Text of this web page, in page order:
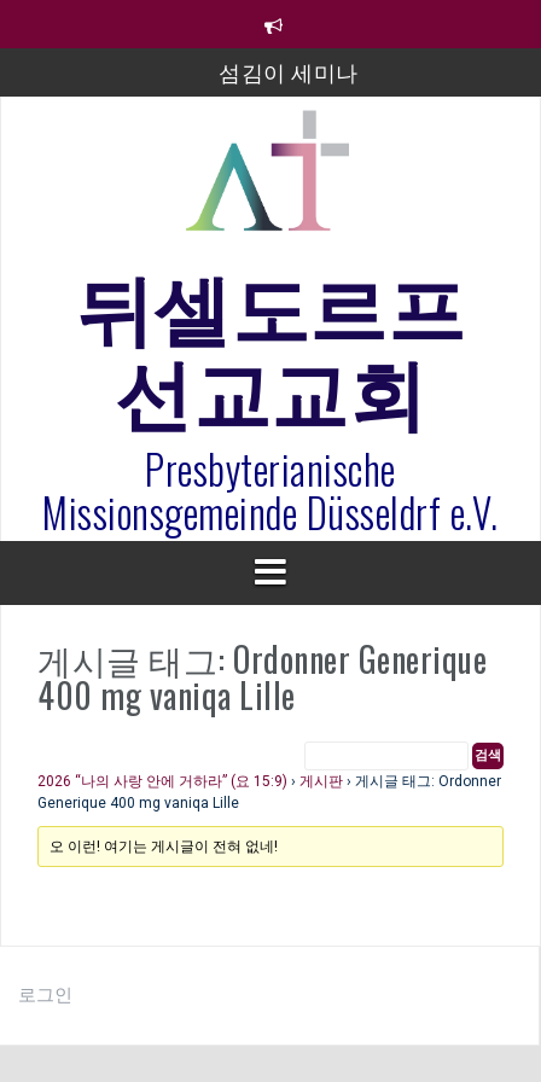
섬김이 세미나
김태희 자매 졸업연주
2023년 어린이 주일 유초등부 발표
라합3 나라 봉헌송
은퇴사-우선화 권사
20260322 주안에 가만히 머물기(요한복음 15:1-17) 손
훈목사
뒤셀도르프
선교교회
Presbyterianische
Missionsgemeinde Düsseldrf e.V.
게시글 태그: Ordonner Generique
400 mg vaniqa Lille
2026 “나의 사랑 안에 거하라” (요 15:9) › 게시판 › 게시글 태그: Ordonner
Generique 400 mg vaniqa Lille
오 이런! 여기는 게시글이 전혀 없네!
로그인